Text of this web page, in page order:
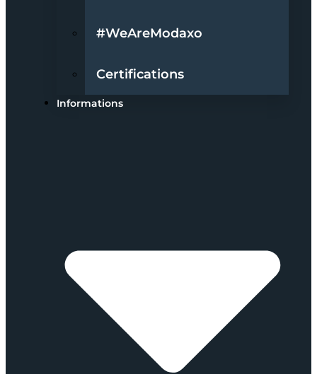
#WeAreModaxo
Certifications
Informations